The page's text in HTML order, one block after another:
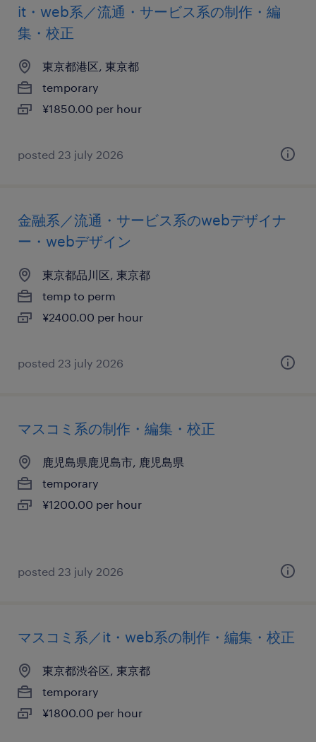
it・web系／流通・サービス系の制作・編
集・校正
東京都港区, 東京都
temporary
¥1850.00 per hour
posted 23 july 2026
金融系／流通・サービス系のwebデザイナ
ー・webデザイン
東京都品川区, 東京都
temp to perm
¥2400.00 per hour
posted 23 july 2026
マスコミ系の制作・編集・校正
鹿児島県鹿児島市, 鹿児島県
temporary
¥1200.00 per hour
posted 23 july 2026
マスコミ系／it・web系の制作・編集・校正
東京都渋谷区, 東京都
temporary
¥1800.00 per hour